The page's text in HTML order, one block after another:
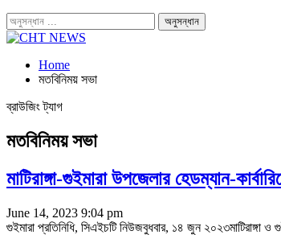
Home
মতবিনিময় সভা
ব্রাউজিং ট্যাগ
মতবিনিময় সভা
মাটিরাঙ্গা-গুইমারা উপজেলার হেডম্যান-
June 14, 2023 9:04 pm
গুইমারা প্রতিনিধি, সিএইচটি নিউজবুধবার, ১৪ জুন ২০২৩মাটিরাঙ্গা ও